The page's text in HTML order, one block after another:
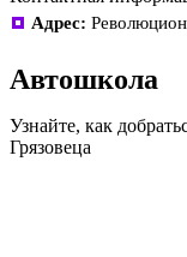
Адрес:
Автошкола
Узнайте, как
Грязовеца